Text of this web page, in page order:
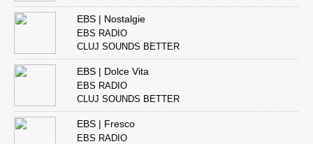
EBS | Nostalgie
EBS RADIO
CLUJ SOUNDS BETTER
EBS | Dolce Vita
EBS RADIO
CLUJ SOUNDS BETTER
EBS | Fresco
EBS RADIO